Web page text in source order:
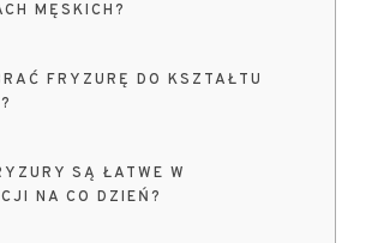
MĘSKICH?
FRYZURĘ DO KSZTAŁTU
SĄ ŁATWE W
NA CO DZIEŃ?